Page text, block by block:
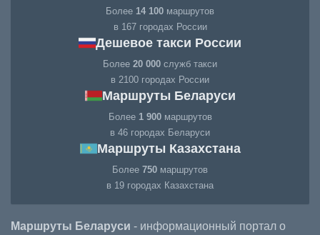
Более 14 100 маршрутов
в 167 городах России
Дешевое такси России
Более 20 000 служб такси
в 2100 городах России
Маршруты Беларуси
Более 1 900маршрутов
в 46 городах Беларуси
Маршруты Казахстана
Более 750 маршрутов
в 19 городах Казахстана
Маршруты Беларуси - информационный портал о